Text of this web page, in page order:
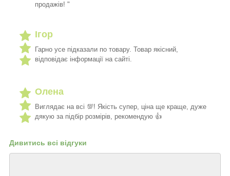
продажів! "
Ігор
Гарно усе підказали по товару. Товар якісний,
відповідає інформації на сайті.
Олена
Виглядає на всі 💯! Якість супер, ціна ще краще, дуже
дякую за підбір розмірів, рекомендую 👍
Дивитись всі відгуки